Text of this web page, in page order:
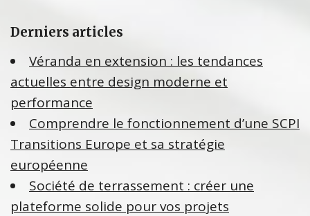
Derniers articles
Véranda en extension : les tendances
actuelles entre design moderne et
performance
Comprendre le fonctionnement d’une SCPI
Transitions Europe et sa stratégie
européenne
Société de terrassement : créer une
plateforme solide pour vos projets